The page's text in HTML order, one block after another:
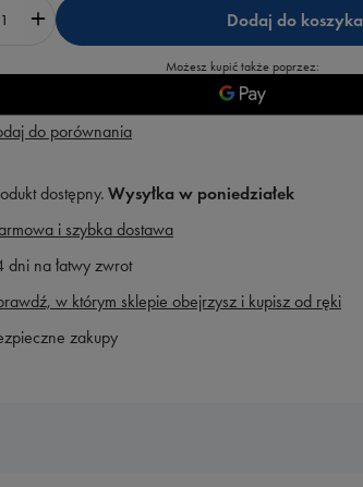
Dodaj do koszyka
Możesz kupić także poprzez:
do porównania
dostępny Wysyłka w poniedziałek
i szybka dostawa
dni na łatwy zwrot
w którym sklepie obejrzysz i kupisz od ręki
zakupy